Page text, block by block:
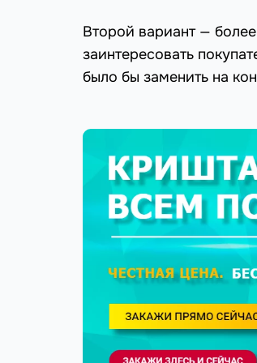
Второй вариант —
заинтересовать
было бы заменить на